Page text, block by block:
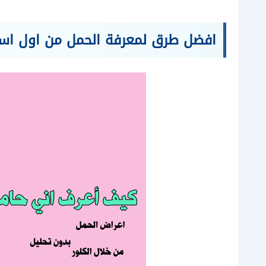
افضل طرق لمعرفة الحمل من اول